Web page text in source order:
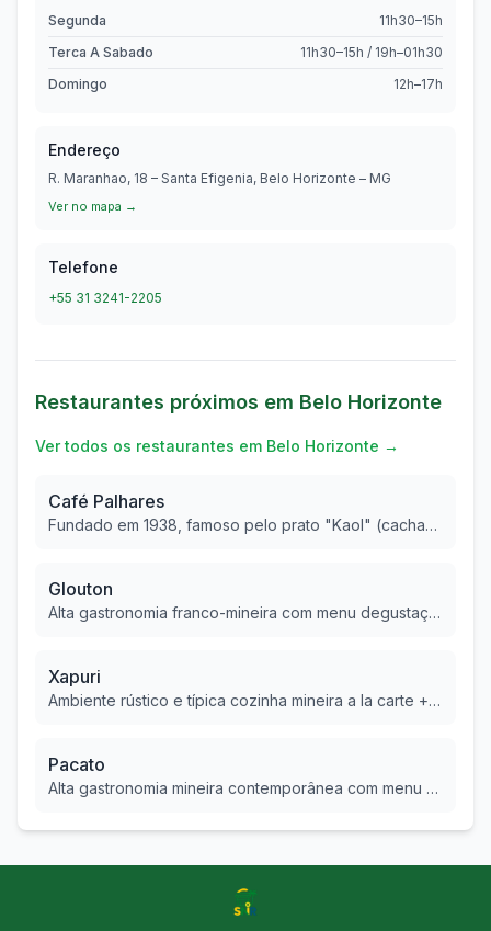
Segunda
11h30–15h
Terca A Sabado
11h30–15h / 19h–01h30
Domingo
12h–17h
Endereço
R. Maranhao, 18 – Santa Efigenia, Belo Horizonte – MG
Ver no mapa →
Telefone
+55 31 3241-2205
Restaurantes próximos em Belo Horizonte
Ver todos os restaurantes em Belo Horizonte →
Café Palhares
Fundado em 1938, famoso pelo prato "Kaol" (cachaça, arroz, ovo e linguiça), ícone da culinária mineira.
Glouton
Alta gastronomia franco-mineira com menu degustação, comandada pelo chef Leo Paixão.
Xapuri
Ambiente rústico e típica cozinha mineira a la carte + buffet, com natureza ao redor.
Pacato
Alta gastronomia mineira contemporânea com menu degustação e toque afetivo, em ambiente elegante.